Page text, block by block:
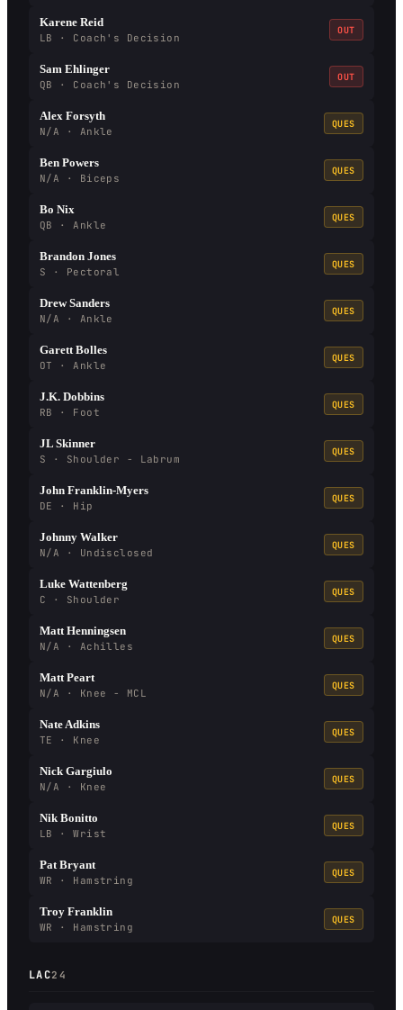
Karene Reid
LB · Coach's Decision
OUT
Sam Ehlinger
QB · Coach's Decision
OUT
Alex Forsyth
N/A · Ankle
QUES
Ben Powers
N/A · Biceps
QUES
Bo Nix
QB · Ankle
QUES
Brandon Jones
S · Pectoral
QUES
Drew Sanders
N/A · Ankle
QUES
Garett Bolles
OT · Ankle
QUES
J.K. Dobbins
RB · Foot
QUES
JL Skinner
S · Shoulder - Labrum
QUES
John Franklin-Myers
DE · Hip
QUES
Johnny Walker
N/A · Undisclosed
QUES
Luke Wattenberg
C · Shoulder
QUES
Matt Henningsen
N/A · Achilles
QUES
Matt Peart
N/A · Knee - MCL
QUES
Nate Adkins
TE · Knee
QUES
Nick Gargiulo
N/A · Knee
QUES
Nik Bonitto
LB · Wrist
QUES
Pat Bryant
WR · Hamstring
QUES
Troy Franklin
WR · Hamstring
QUES
LAC24